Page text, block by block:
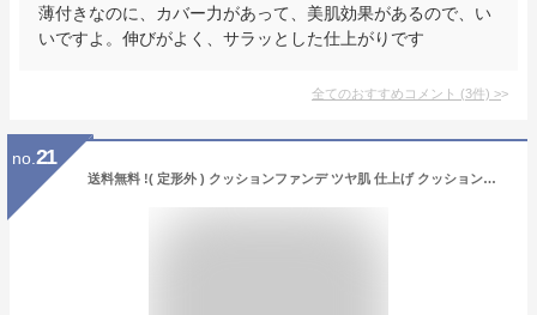
薄付きなのに、カバー力があって、美肌効果があるので、い
いですよ。伸びがよく、サラッとした仕上がりです
全てのおすすめコメント (3件) >
no. 21
送料無料 !( 定形外 ) クッションファンデ ツヤ肌 仕上げ クッションファンデーション 日本製 肌色 ナチュラル 化粧下地 日焼け止め 保湿 美容液 ファンデーション ミラー付パクト コスメ 化粧直し 化粧品 ベースメイク W幹細胞 エイジングケア 送料込 ◇ スーパーモイスト